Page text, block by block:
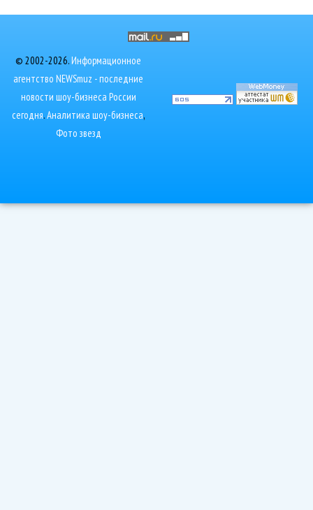
© 2002-2026.Информационное
агентство NEWSmuz - последние
новости шоу-бизнеса России
сегодня.Аналитика шоу-бизнеса,
Фото звезд